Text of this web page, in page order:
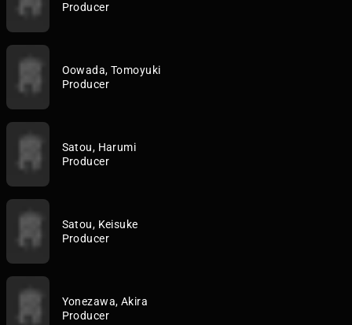
Producer
Oowada, Tomoyuki
Producer
Satou, Harumi
Producer
Satou, Keisuke
Producer
Yonezawa, Akira
Producer